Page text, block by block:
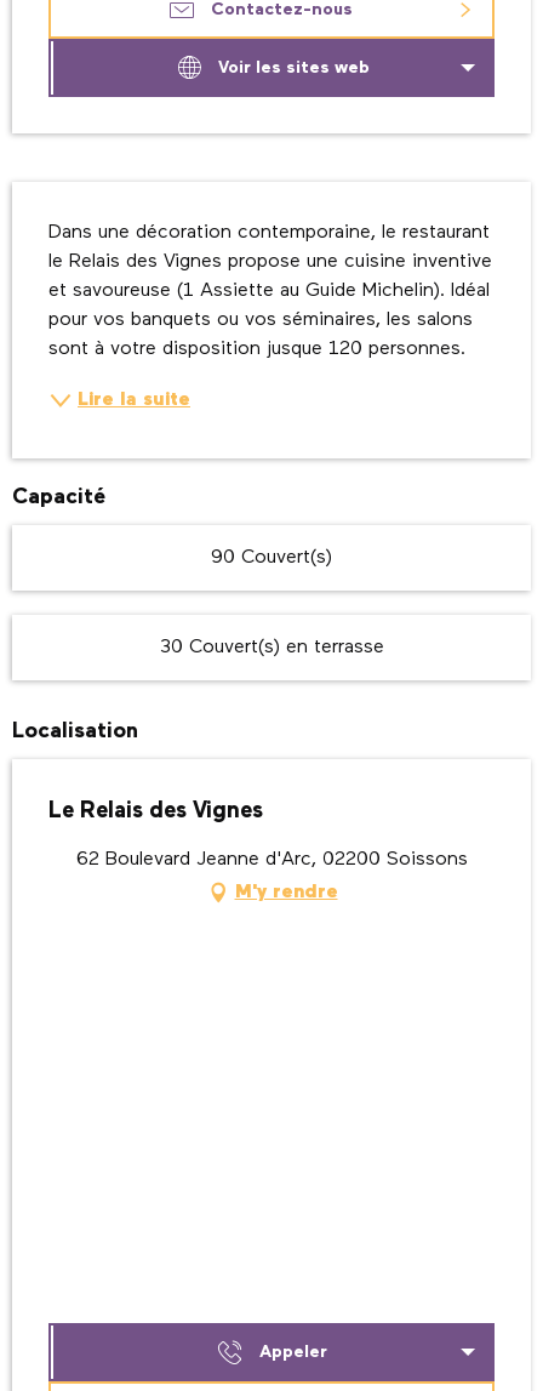
Contactez-nous
Voir les sites web
Dans une décoration contemporaine, le restaurant
le Relais des Vignes propose une cuisine inventive
et savoureuse (1 Assiette au Guide Michelin). Idéal
pour vos banquets ou vos séminaires, les salons
sont à votre disposition jusque 120 personnes.
Lire la suite
Capacité
90 Couvert(s)
30 Couvert(s) en terrasse
Localisation
Le Relais des Vignes
62 Boulevard Jeanne d'Arc, 02200 Soissons
M'y rendre
Appeler